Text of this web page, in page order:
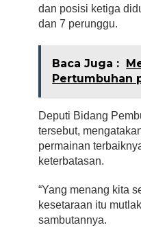
dan posisi ketiga
dan 7 perunggu.
Baca Juga :
Pertumbuhan
Deputi Bidang
tersebut,
permainan
keterbatasan.
“Yang menang kita
kesetaraan itu
sambutannya.